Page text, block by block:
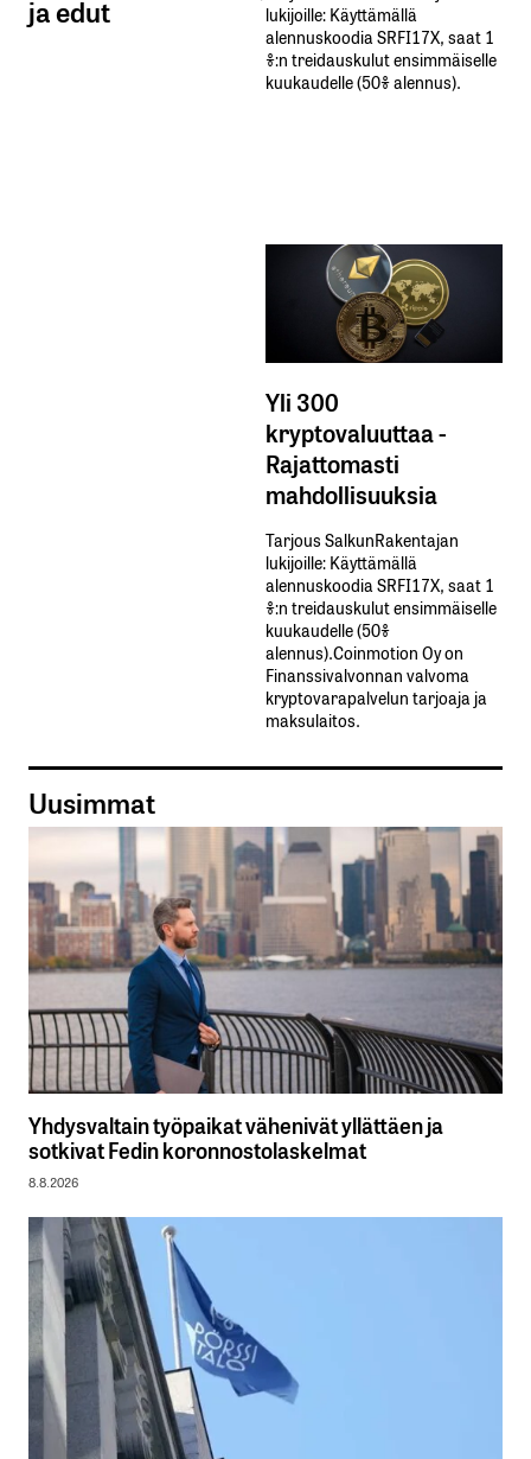
ja edut
lukijoille: Käyttämällä​ ​
alennuskoodia​ ​SRFI17X,​ ​saat​ ​1
%:n treidauskulut​ ​ensimmäiselle​ ​
kuukaudelle​ ​(50%​ ​alennus).
Yli 300
kryptovaluuttaa -
Rajattomasti
mahdollisuuksia
Tarjous SalkunRakentajan
lukijoille: Käyttämällä​ ​
alennuskoodia​ ​SRFI17X,​ ​saat​ ​1
%:n treidauskulut​ ​ensimmäiselle​ ​
kuukaudelle​ ​(50%​ ​
alennus).Coinmotion Oy on
Finanssivalvonnan valvoma
kryptovarapalvelun tarjoaja ja
maksulaitos.
Uusimmat
Yhdysvaltain työpaikat vähenivät yllättäen ja
sotkivat Fedin koronnostolaskelmat
8.8.2026